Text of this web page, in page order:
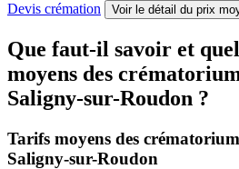
Devis crémation Voir le détail du prix
Que faut-il savoir et
moyens des
Saligny-sur-Roudon ?
Tarifs moyens des
Saligny-sur-Roudon